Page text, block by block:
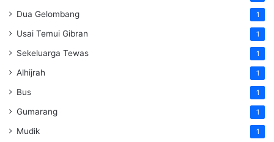
Dua Gelombang 1
Usai Temui Gibran 1
Sekeluarga Tewas 1
Alhijrah 1
Bus 1
Gumarang 1
Mudik 1